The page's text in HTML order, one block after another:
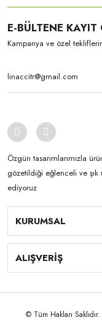
E-BÜLTENE KAYIT
Kampanya ve özel
Özgün tasarımlarımızla
gözetildiği eğlenceli ve
ediyoruz
KURUMSAL
ALIŞVERİŞ
© Tüm Hakları